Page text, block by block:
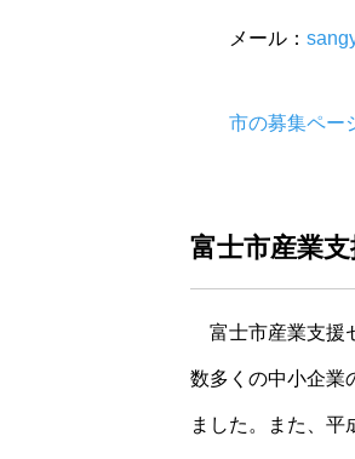
メール：
市の募集ペー
富士市産業
富士市産業支援
数多くの中小企業
ました。また、平